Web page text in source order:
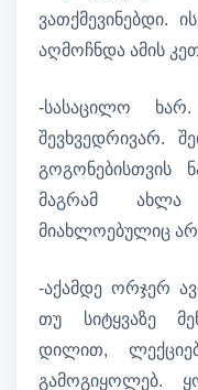
ვათქმევინებდი.
აღმოჩნდა ამის
-სასაცილო
შევხვედრივარ.
გოგონებისთვის
მაგრამ
მიახლოებულიც
-აქამდე ორჯერ
თუ სიტყვაზე
დილით,
გამოგიყოლებ.